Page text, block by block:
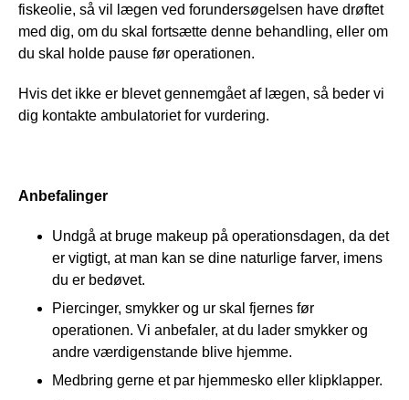
fiskeolie, så vil lægen ved forundersøgelsen have drøftet
med dig, om du skal fortsætte denne behandling, eller om
du skal holde pause før operationen.
Hvis det ikke er blevet gennemgået af lægen, så beder vi
dig kontakte ambulatoriet for vurdering.
Anbefalinger
Undgå at bruge makeup på operationsdagen, da det
er vigtigt, at man kan se dine naturlige farver, imens
du er bedøvet.
Piercinger, smykker og ur skal fjernes før
operationen. Vi anbefaler, at du lader smykker og
andre værdigenstande blive hjemme.
Medbring gerne et par hjemmesko eller klipklapper.